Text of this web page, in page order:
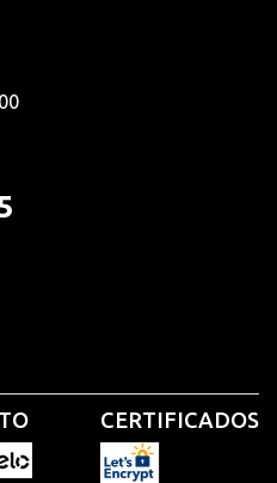
CERTIFICADOS